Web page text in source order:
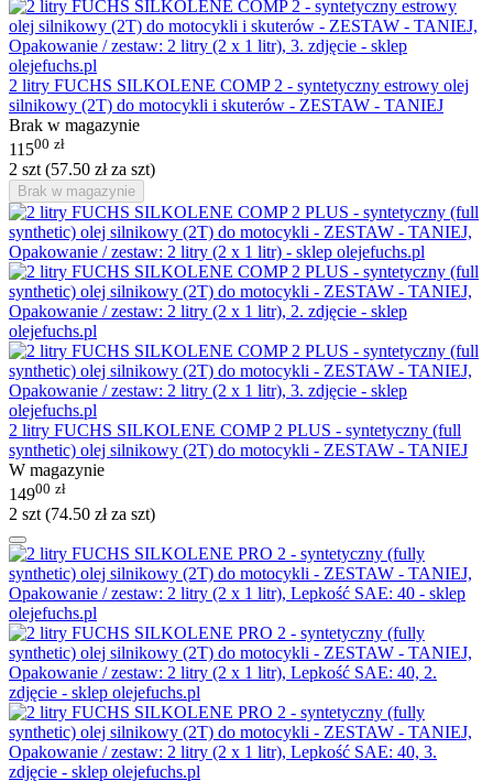
2 litry FUCHS SILKOLENE COMP 2 - syntetyczny estrowy olej
silnikowy (2T) do motocykli i skuterów - ZESTAW - TANIEJ
Brak w magazynie
11500 zł
2 szt (57.50 złza szt)
Brak w magazynie
2 litry FUCHS SILKOLENE COMP 2 PLUS - syntetyczny (full
synthetic) olej silnikowy (2T) do motocykli - ZESTAW - TANIEJ
W magazynie
14900 zł
2 szt (74.50 złza szt)